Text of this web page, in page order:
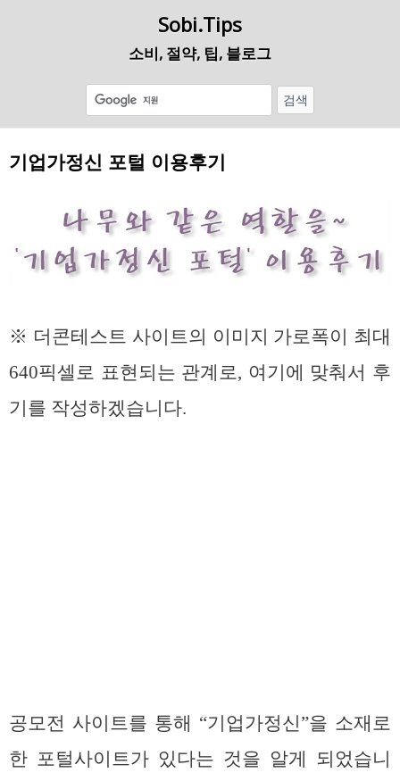
Sobi.Tips
소비, 절약, 팁, 블로그
기업가정신 포털 이용후기
※ 더콘테스트 사이트의 이미지 가로폭이 최대
640픽셀로 표현되는 관계로, 여기에 맞춰서 후
기를 작성하겠습니다.
공모전 사이트를 통해 “기업가정신”을 소재로
한 포털사이트가 있다는 것을 알게 되었습니